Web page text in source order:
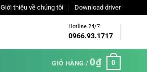
Giới thiệu về chúng tôi Download driver
Hotline 24/7
0966.93.1717
GIỎ HÀNG / 0₫ 0